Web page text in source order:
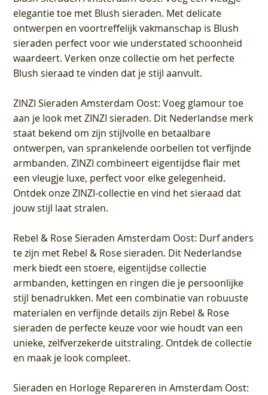
elegantie toe met Blush sieraden. Met delicate
ontwerpen en voortreffelijk vakmanschap is Blush
sieraden perfect voor wie understated schoonheid
waardeert. Verken onze collectie om het perfecte
Blush sieraad te vinden dat je stijl aanvult.
ZINZI Sieraden Amsterdam Oost: Voeg glamour toe
aan je look met ZINZI sieraden. Dit Nederlandse merk
staat bekend om zijn stijlvolle en betaalbare
ontwerpen, van sprankelende oorbellen tot verfijnde
armbanden. ZINZI combineert eigentijdse flair met
een vleugje luxe, perfect voor elke gelegenheid.
Ontdek onze ZINZI-collectie en vind het sieraad dat
jouw stijl laat stralen.
Rebel & Rose Sieraden Amsterdam Oost: Durf anders
te zijn met Rebel & Rose sieraden. Dit Nederlandse
merk biedt een stoere, eigentijdse collectie
armbanden, kettingen en ringen die je persoonlijke
stijl benadrukken. Met een combinatie van robuuste
materialen en verfijnde details zijn Rebel & Rose
sieraden de perfecte keuze voor wie houdt van een
unieke, zelfverzekerde uitstraling. Ontdek de collectie
en maak je look compleet.
Sieraden en Horloge Repareren in Amsterdam Oost: